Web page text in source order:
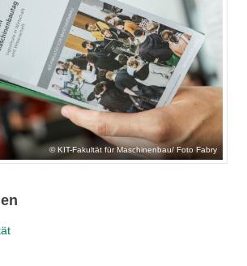
KIT-Fakultät für Maschinenbau/ Foto Fabry